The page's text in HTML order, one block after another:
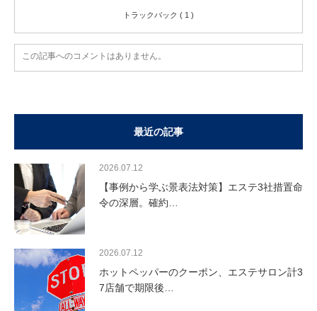
トラックバック ( 1 )
この記事へのコメントはありません。
最近の記事
2026.07.12
【事例から学ぶ景表法対策】エステ3社措置命
令の深層。確約…
2026.07.12
ホットペッパーのクーポン、エステサロン計3
7店舗で期限後…